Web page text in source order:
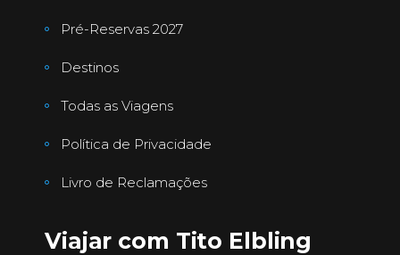
Pré-Reservas 2027
Destinos
Todas as Viagens
Política de Privacidade
Livro de Reclamações
Viajar com Tito Elbling